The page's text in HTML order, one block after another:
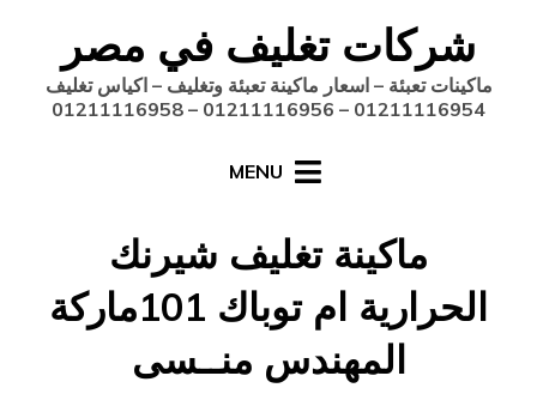
content
شركات تغليف في مصر
ماكينات تعبئة – اسعار ماكينة تعبئة وتغليف – اكياس تغليف
01211116954 – 01211116956 – 01211116958
MENU
ماكينة تغليف شيرنك
الحرارية ام توباك 101ماركة
المهندس منــسى